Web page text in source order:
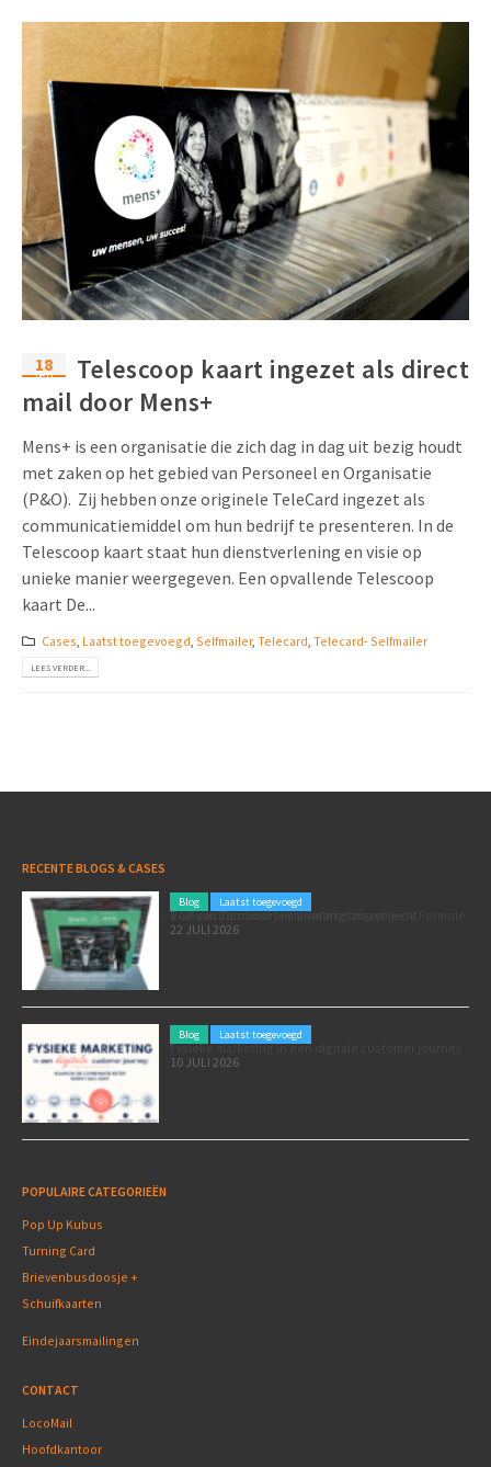
18
feb
Telescoop kaart ingezet als direct
mail door Mens+
Mens+ is een organisatie die zich dag in dag uit bezig houdt
met zaken op het gebied van Personeel en Organisatie
(P&O). Zij hebben onze originele TeleCard ingezet als
communicatiemiddel om hun bedrijf te presenteren. In de
Telescoop kaart staat hun dienstverlening en visie op
unieke manier weergegeven. Een opvallende Telescoop
kaart De...
Cases, Laatst toegevoegd, Selfmailer, Telecard, Telecard- Selfmailer
LEES VERDER...
RECENTE BLOGS & CASES
Blog Laatst toegevoegd
Poleposition voor je marketing: zó zet je de Formule 1 GP van Zandvoort in als marketingmoment
22 JULI 2026
Blog Laatst toegevoegd
Fysieke marketing in een digitale customer journey
10 JULI 2026
POPULAIRE CATEGORIEËN
Pop Up Kubus
Turning Card
Brievenbusdoosje +
Schuifkaarten
Eindejaarsmailingen
CONTACT
LocoMail
Hoofdkantoor